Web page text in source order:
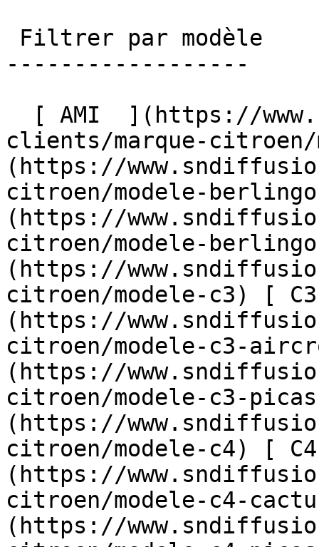
------------------
clients/marque-citroen/
(https://
citroen/modele-berlingo)
(https://
citroen/modele-
(https://
citroen/modele-c3) [ C3
(https://
citroen/modele-c3-
(https://
citroen/modele-c3-
(https://
citroen/modele-c4) [ C4
(https://
citroen/modele-c4-
(https://